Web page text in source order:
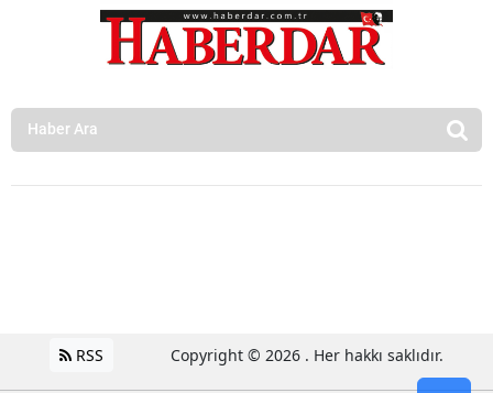
RSS Copyright © 2026 . Her hakkı saklıdır.